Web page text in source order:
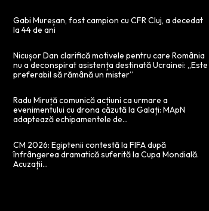
Gabi Mureșan, fost campion cu CFR Cluj, a decedat
la 44 de ani
Nicușor Dan clarifică motivele pentru care România
nu a deconspirat asistența destinată Ucrainei: „Este
preferabil să rămână un mister”
Radu Miruță comunică acțiuni ca urmare a
evenimentului cu drona căzută la Galați: MApN
adaptează echipamentele de…
CM 2026: Egiptenii contestă la FIFA după
înfrângerea dramatică suferită la Cupa Mondială.
Acuzații…